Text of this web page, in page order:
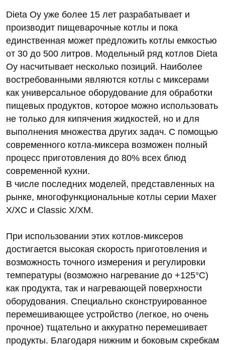
Dieta Oy уже более 15 лет разрабатывает и
производит пищеварочные котлы и пока
единственная может предложить котлы емкостью
от 30 до 500 литров. Модельный ряд котлов Dieta
Oy насчитывает несколько позиций. Наиболее
востребованными являются котлы с миксерами
как универсальное оборудование для обработки
пищевых продуктов, которое можно использовать
не только для кипячения жидкостей, но и для
выполнения множества других задач. С помощью
современного котла-миксера возможен полный
процесс приготовления до 80% всех блюд
современной кухни.
В числе последних моделей, представленных на
рынке, многофункциональные котлы серии Maxer
X/XC и Classic X/XM.
При использовании этих котлов-миксеров
достигается высокая скорость приготовления и
возможность точного измерения и регулировки
температуры (возможно нагревание до +125°С)
как продукта, так и нагревающей поверхности
оборудования. Специально сконструированное
перемешивающее устройство (легкое, но очень
прочное) тщательно и аккуратно перемешивает
продукты. Благодаря нижним и боковым скребкам